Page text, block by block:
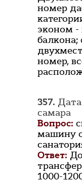
номер
эконом -
номер,
357.
самара
Вопрос:
машину
Ответ:
1000-